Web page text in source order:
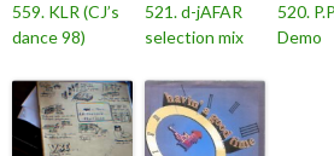
559. KLR (CJ’s
dance 98)
521. d-jAFAR
selection mix
520.
Demo